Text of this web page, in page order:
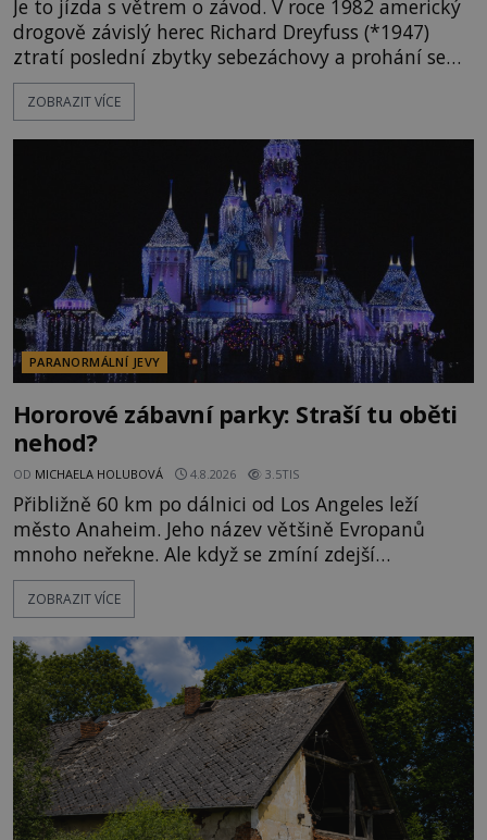
Je to jízda s větrem o závod. V roce 1982 americký
drogově závislý herec Richard Dreyfuss (*1947)
ztratí poslední zbytky sebezáchovy a prohání se
po silnicích ve svém mercedesu jako utržený ze
řetězu. Vše vyvrcholí katastrofou, když to Dreyfuss
následně nalezne schovaný kokain. Tímto
momentem se slavnému
ZOBRAZIT VÍCE
PARANORMÁLNÍ JEVY
Hororové zábavní parky: Straší tu oběti
nehod?
OD MICHAELA HOLUBOVÁ 4.8.2026 3.5TIS
Přibližně 60 km po dálnici od Los Angeles leží
město Anaheim. Jeho název většině Evropanů
mnoho neřekne. Ale když se zmíní zdejší
Disneyland, je hned jasno. Zábavní park vyroste na
poklidném místě bývalého sadu pomerančovníků.
kolem 17 000 000 zábavychtivých lidí ročně. A ač je
velká snaha to utajit, někteří z
ZOBRAZIT VÍCE